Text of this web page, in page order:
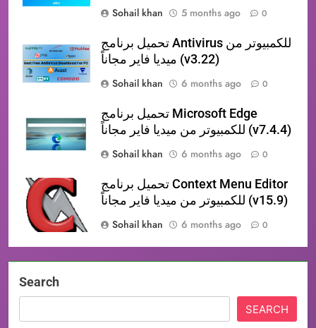
Sohail khan
5 months ago 0
تحميل برنامج Antivirus للكمبيوتر من
ميديا فاير مجاناً (v3.22)
Sohail khan
6 months ago 0
تحميل برنامج Microsoft Edge
للكمبيوتر من ميديا فاير مجاناً (v7.4.4)
Sohail khan
6 months ago 0
تحميل برنامج Context Menu Editor
للكمبيوتر من ميديا فاير مجاناً (v15.9)
Sohail khan
6 months ago 0
Search
SEARCH